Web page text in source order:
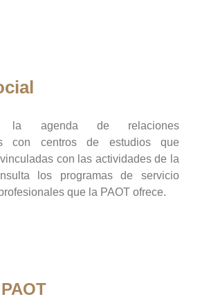
la agenda de relaciones
con centros de estudios que
con las actividades de la
los programas de servicio
que la PAOT ofrece.